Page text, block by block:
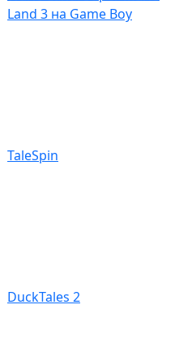
Land 3 на Game Boy
TaleSpin
DuckTales 2